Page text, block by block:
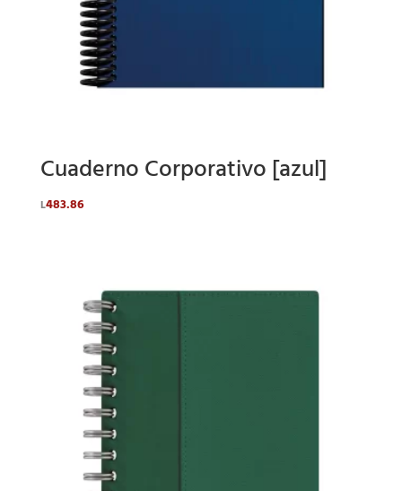
Cuaderno Corporativo [azul]
L483.86